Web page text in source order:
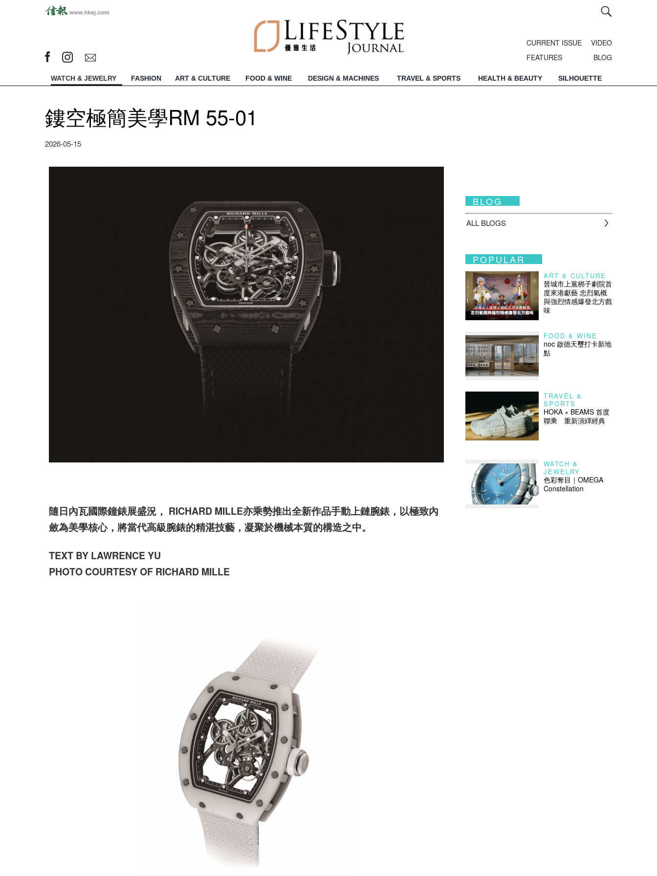
CURRENT ISSUE
VIDEO
FEATURES
BLOG
WATCH & JEWELRY FASHION ART & CULTURE FOOD & WINE DESIGN & MACHINES TRAVEL & SPORTS HEALTH & BEAUTY SILHOUETTE
鏤空極簡美學RM 55-01
2026-05-15
隨日內瓦國際鐘錶展盛況， RICHARD MILLE亦乘勢推出全新作品手動上鏈腕錶，以極致內
斂為美學核心，將當代高級腕錶的精湛技藝，凝聚於機械本質的構造之中。
TEXT BY LAWRENCE YU
PHOTO COURTESY OF RICHARD MILLE
BLOG
ALL BLOGS
POPULAR
ART & CULTURE
晉城市上黨梆子劇院首
度來港獻藝 忠烈氣概
與強烈情感爆發北方戲
味
FOOD & WINE
noc 啟德天璽打卡新地
點
TRAVEL &
SPORTS
HOKA × BEAMS 首度
聯乘 重新演繹經典
WATCH &
JEWELRY
色彩奪目｜OMEGA
Constellation